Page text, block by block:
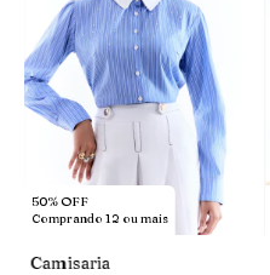
50% OFF
Comprando 12 ou mais
Camisaria